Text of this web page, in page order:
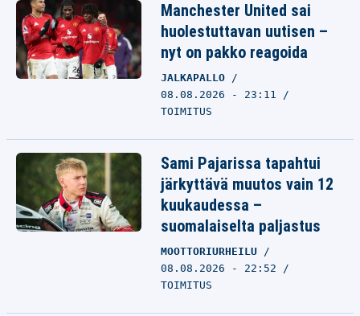
Manchester United sai
huolestuttavan uutisen –
nyt on pakko reagoida
JALKAPALLO
08.08.2026 - 23:11
TOIMITUS
Sami Pajarissa tapahtui
järkyttävä muutos vain 12
kuukaudessa –
suomalaiselta paljastus
MOOTTORIURHEILU
08.08.2026 - 22:52
TOIMITUS